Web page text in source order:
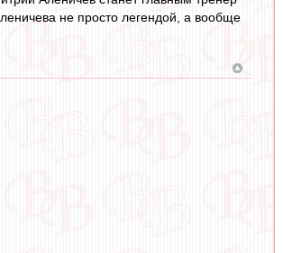
не просто легендой, а вообще